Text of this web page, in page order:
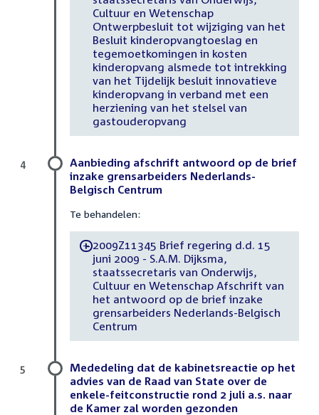
Cultuur en Wetenschap
Ontwerpbesluit tot wijziging van het
Besluit kinderopvangtoeslag en
tegemoetkomingen in kosten
kinderopvang alsmede tot intrekking
van het Tijdelijk besluit innovatieve
kinderopvang in verband met een
herziening van het stelsel van
gastouderopvang
Aanbieding afschrift antwoord op de brief
inzake grensarbeiders Nederlands-
Belgisch Centrum
Te behandelen:
-2009Z11345 Brief regering d.d. 15
juni 2009 - S.A.M. Dijksma,
staatssecretaris van Onderwijs,
Cultuur en Wetenschap Afschrift van
het antwoord op de brief inzake
grensarbeiders Nederlands-Belgisch
Centrum
4
Mededeling dat de kabinetsreactie op het
advies van de Raad van State over de
enkele-feitconstructie rond 2 juli a.s. naar
de Kamer zal worden gezonden
5